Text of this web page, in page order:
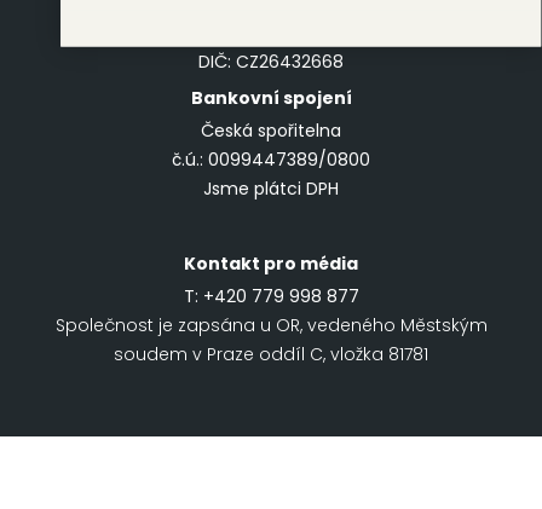
DIČ: CZ26432668
Bankovní spojení
Česká spořitelna
č.ú.: 0099447389/0800
Jsme plátci DPH
Kontakt pro média
T: +420 779 998 877
Společnost je zapsána u OR, vedeného Městským
soudem v Praze oddíl C, vložka 81781